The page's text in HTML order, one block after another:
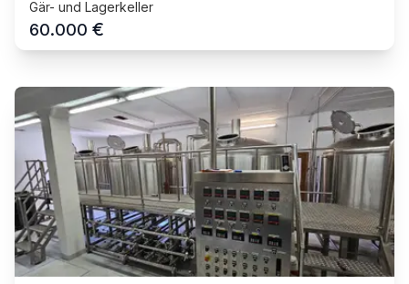
Gär- und Lagerkeller
60.000 €